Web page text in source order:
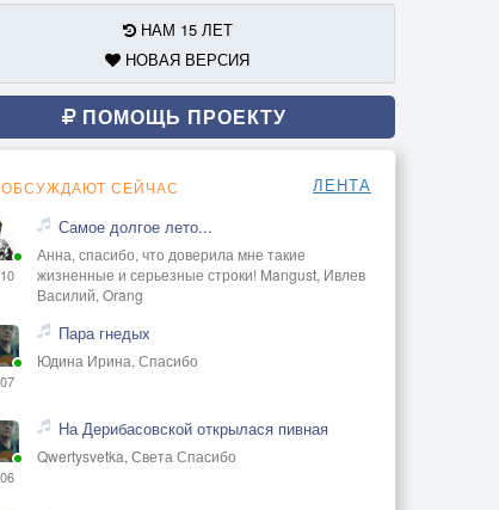
НАМ 15 ЛЕТ
НОВАЯ ВЕРСИЯ
ПОМОЩЬ ПРОЕКТУ
ОБСУЖДАЮТ СЕЙЧАС ЛЕНТА
Самое долгое лето...
Анна, спасибо, что доверила мне такие
жизненные и серьезные строки! Mangust, Ивлев
Василий, Orang
Пара гнедых
Юдина Ирина, Спасибо
На Дерибасовской открылася пивная
Qwertysvetka, Света Спасибо